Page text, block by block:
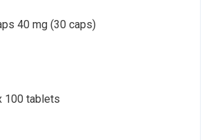
40 mg (30 caps)
100 tablets